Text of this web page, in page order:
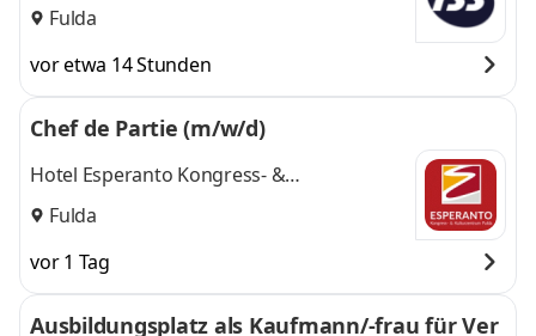
Fulda
vor etwa 14 Stunden
Chef de Partie (m/w/d)
Hotel Esperanto Kongress- &
Kulturzentrum Fulda
Fulda
vor 1 Tag
Ausbildungsplatz als Kaufmann/-frau für Ver